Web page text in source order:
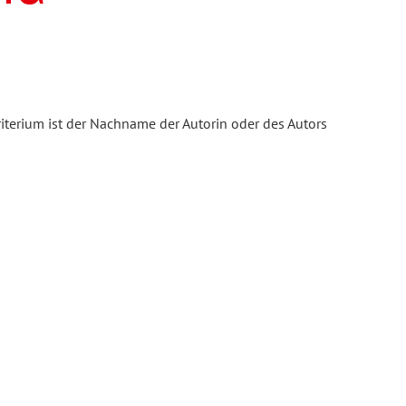
ist der Nachname der Autorin oder des Autors